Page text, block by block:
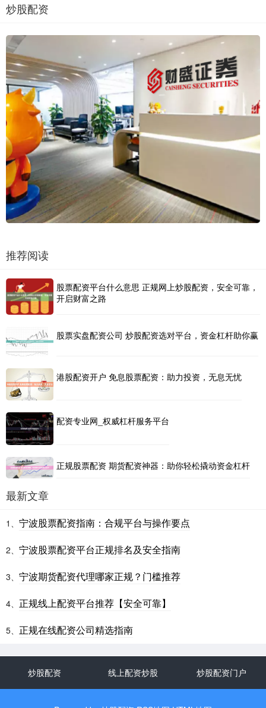
炒股配资
推荐阅读
股票配资平台什么意思 正规网上炒股配资，安全可靠，
开启财富之路
股票实盘配资公司 炒股配资选对平台，资金杠杆助你赢
港股配资开户 免息股票配资：助力投资，无息无忧
配资专业网_权威杠杆服务平台
正规股票配资 期货配资神器：助你轻松撬动资金杠杆
最新文章
1、 宁波股票配资指南：合规平台与操作要点
2、 宁波股票配资平台正规排名及安全指南
3、 宁波期货配资代理哪家正规？门槛推荐
4、 正规线上配资平台推荐【安全可靠】
5、 正规在线配资公司精选指南
炒股配资 线上配资炒股 炒股配资门户